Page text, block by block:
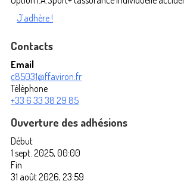
J'adhère !
Contacts
Email
c85031@ffaviron.fr
Téléphone
+33 6 33 38 29 85
Ouverture des adhésions
Début
1 sept. 2025, 00:00
Fin
31 août 2026, 23:59